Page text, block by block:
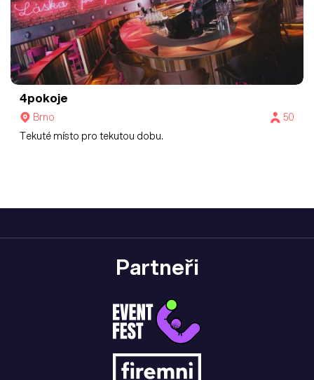
4pokoje
Brno
50
Tekuté místo pro tekutou dobu.
Partneři